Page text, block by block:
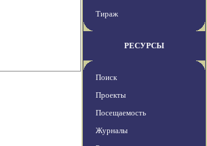
Тираж
РЕСУРСЫ
Поиск
Проекты
Посещаемость
Журналы